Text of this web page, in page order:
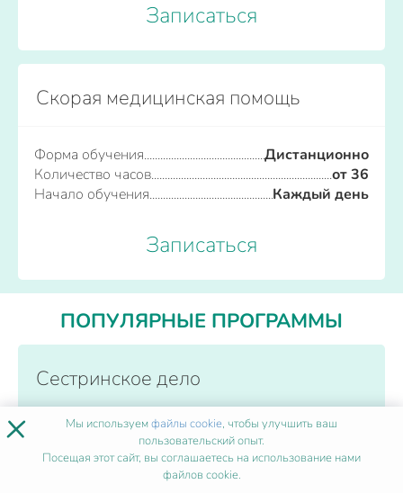
Записаться
Скорая медицинская помощь
Форма обучения
Дистанционно
Количество часов
от 36
Начало обучения
Каждый день
Записаться
ПОПУЛЯРНЫЕ ПРОГРАММЫ
Сестринское дело
Форма обучения
Дистанционно
Количество часов
от 36
× Мы используемфайлы cookie, чтобы улучшить ваш
пользовательский опыт.
Посещая этот сайт, вы соглашаетесь на использование нами
файлов cookie.